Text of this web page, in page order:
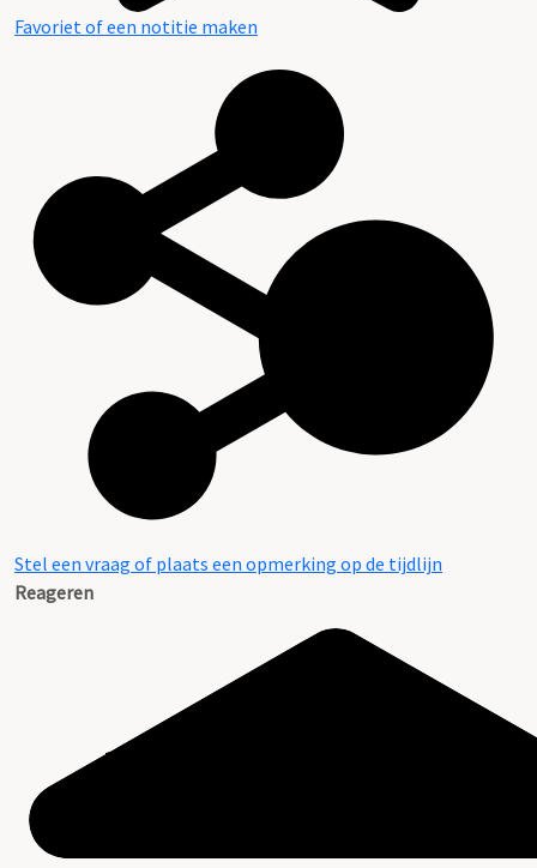
Favoriet of een notitie maken
Stel een vraag of plaats een opmerking op de tijdlijn
Reageren